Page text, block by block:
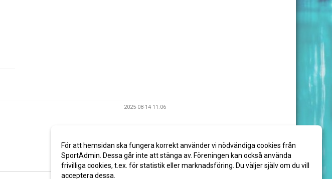
2025-08-14 11:06
För att hemsidan ska fungera korrekt använder vi nödvändiga cookies från
SportAdmin. Dessa går inte att stänga av. Föreningen kan också använda
frivilliga cookies, t.ex. för statistik eller marknadsföring. Du väljer själv om du vill
acceptera dessa.